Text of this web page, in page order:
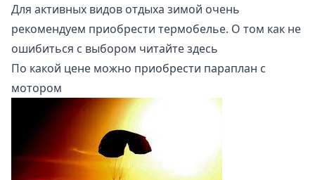
Для активных видов отдыха зимой очень
рекомендуем приобрести термобелье. О том как не
ошибиться с выбором читайтездесь
По какой цене можно приобрести параплан с
мотором